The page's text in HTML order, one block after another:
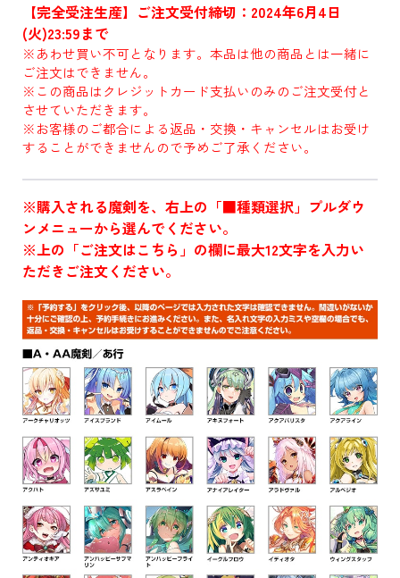
【完全受注生産】ご注文受付締切：2024年6月4日
(火)23:59まで
※あわせ買い不可となります。本品は他の商品とは一緒に
ご注文はできません。
※この商品はクレジットカード支払いのみのご注文受付と
させていただきます。
※お客様のご都合による返品・交換・キャンセルはお受け
することができませんので予めご了承ください。
※購入される魔剣を、右上の「■種類選択」プルダウ
ンメニューから選んでください。
※上の「ご注文はこちら」の欄に最大12文字を入力い
ただきご注文ください。